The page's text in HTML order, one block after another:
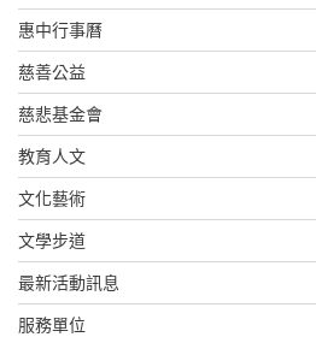
惠中行事曆
慈善公益
慈悲基金會
教育人文
文化藝術
文學步道
最新活動訊息
服務單位